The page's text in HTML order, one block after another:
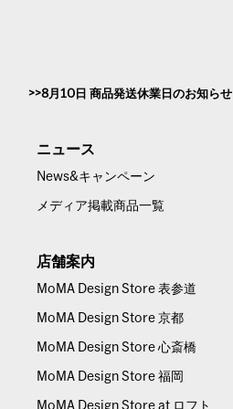
8月10日 商品発送休業日のお知らせ
ニュース
News&キャンペーン
メディア掲載商品一覧
店舗案内
MoMA Design Store 表参道
MoMA Design Store 京都
MoMA Design Store 心斎橋
MoMA Design Store 福岡
MoMA Design Store at ロフト